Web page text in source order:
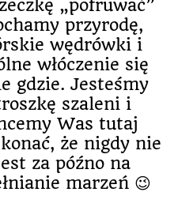
„pofruwać”
przyrodę,
wędrówki i
włóczenie się
gdzie. Jesteśmy
szaleni i
Was tutaj
że nigdy nie
za późno na
marzeń 😉